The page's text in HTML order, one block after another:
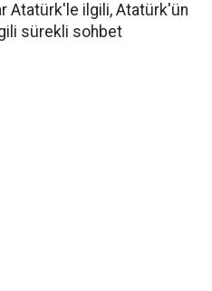
Atatürk'le ilgili, Atatürk'ün
sürekli sohbet